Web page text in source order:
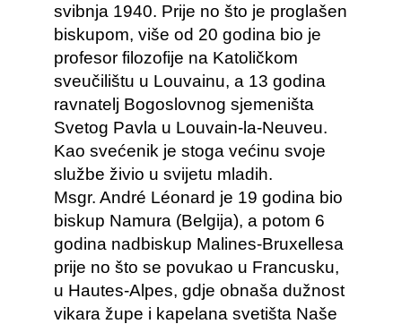
svibnja 1940. Prije no što je proglašen
biskupom, više od 20 godina bio je
profesor filozofije na Katoličkom
sveučilištu u Louvainu, a 13 godina
ravnatelj Bogoslovnog sjemeništa
Svetog Pavla u Louvain-la-Neuveu.
Kao svećenik je stoga većinu svoje
službe živio u svijetu mladih.
Msgr. André Léonard je 19 godina bio
biskup Namura (Belgija), a potom 6
godina nadbiskup Malines-Bruxellesa
prije no što se povukao u Francusku,
u Hautes-Alpes, gdje obnaša dužnost
vikara župe i kapelana svetišta Naše